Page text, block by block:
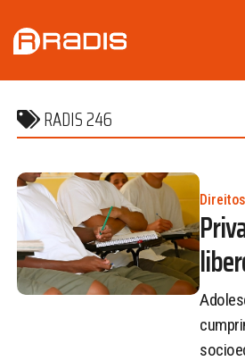
RADIS 246
Direitos